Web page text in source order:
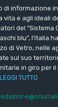
di informazione
e agli ideali
del “Sistema
blu”, l’Italia
di Vetro, nelle
sul suo
in giro per il
LEGGI TUTTO